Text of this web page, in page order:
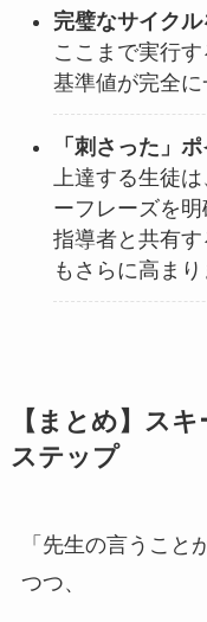
完璧なサイク
ここまで実行
基準値が完全に
「刺さった」
上達する生徒
ーフレーズを
指導者と共有
もさらに高まり
【まとめ】ス
ステップ
「先生の言うこと
つつ、